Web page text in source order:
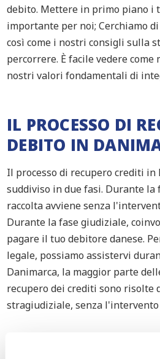
debito. Mettere in primo piano i
importante per noi; Cerchiamo
così come i nostri consigli sulla
percorrere. È facile vedere
nostri valori fondamentali di
IL PROCESSO DI
DEBITO IN
Il processo di recupero crediti in
suddiviso in due fasi. Durante
raccolta avviene senza
Durante la fase giudiziale,
pagare il tuo debitore danese.
legale, possiamo assistervi
Danimarca, la maggior parte
recupero dei crediti sono risolte
stragiudiziale, senza
1. Recupero crediti